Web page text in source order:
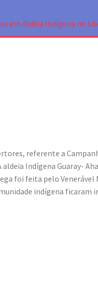
em Aldeia Indígena no
referente a
Indígena Guaray-
foi feita pelo Venerável
indígena ficaram